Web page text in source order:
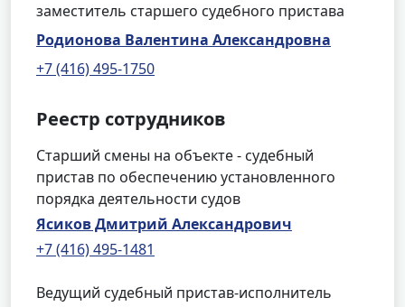
заместитель старшего судебного пристава
Родионова Валентина Александровна
+7 (416) 495-1750
Реестр сотрудников
Старший смены на объекте - судебный
пристав по обеспечению установленного
порядка деятельности судов
Ясиков Дмитрий Александрович
+7 (416) 495-1481
Ведущий судебный пристав-исполнитель